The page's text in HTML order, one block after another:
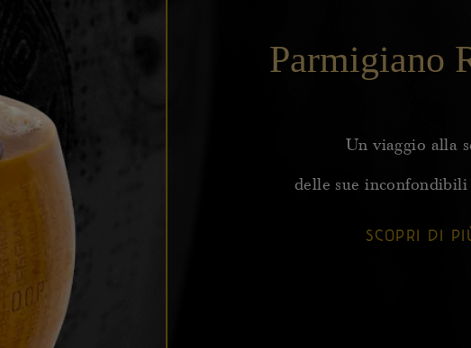
Parmigiano
Un viaggio alla
delle sue inconfondibili
SCOPRI DI